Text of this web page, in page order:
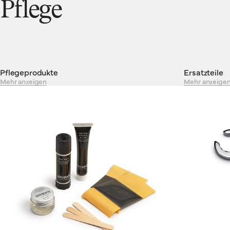
Unsere Lenkergriffe sind gemacht, um Ihnen die zuverlässige
Handhabung zu geben, die Sie brauchen. Brooks-Lenkergriffe
sind für Räder mit geradem Lenker konzipiert. Das bedeutet
Pflege
Pflegeprodukte
Mehr anzeigen
Ersatzteile
Mehr